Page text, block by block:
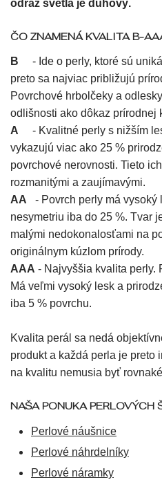
odraz svetla je dúhový.
ČO ZNAMENÁ KVALITA B-
B - Ide o perly, ktoré sú
preto sa najviac približujú
Povrchové hrbolčeky a
odlišnosti ako dôkaz prírodnej
A - Kvalitné perly s nižším
vykazujú viac ako 25 %
povrchové nerovnosti. Tieto
rozmanitými a zaujímavými.
AA - Povrch perly má vysoký
nesymetriu iba do 25 %. Tvar
malými nedokonalosťami na
originálnym kúzlom prírody.
AAA - Najvyššia kvalita perly.
Má veľmi vysoký lesk a
iba 5 % povrchu.
Kvalita perál sa nedá
produkt a každá perla je preto
na kvalitu nemusia byť
NAŠA PONUKA PERLOVÝCH
Perlové náušnice
Perlové náhrdelníky
Perlové náramky